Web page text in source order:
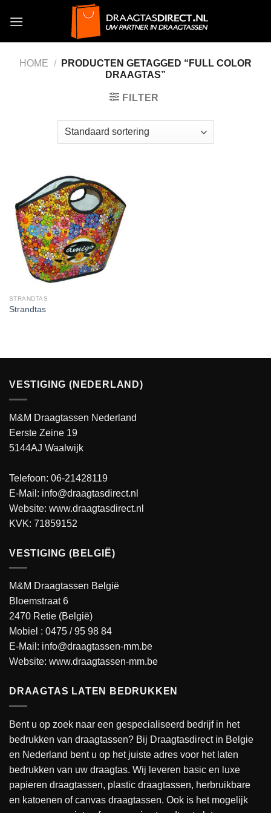
HOME /
PRODUCTEN GETAGGED “FULL COLOR
DRAAGTAS”
FILTER
STRANDTAS
Strandtas
VESTIGING (NEDERLAND)
M&M Draagtassen Nederland
Eerste Zeine 19
5144AJ Waalwijk
Telefoon: 06-21428119
E-Mail: info@draagtasdirect.nl
Website: www.draagtasdirect.nl
KVK: 71859152
VESTIGING (BELGIË)
M&M Draagtassen België
Bloemstraat 6
2470 Retie (België)
Mobiel : 0475 / 95 98 84
E-Mail: info@draagtassen-mm.be
Website: www.draagtassen-mm.be
DRAAGTAS LATEN BEDRUKKEN
Bent u op zoek naar een gespecialiseerd bedrijf in het
bedrukken van draagtassen? Bij Draagtasdirect in Belgie
en Nederland bent u op het juiste adres voor het laten
bedrukken van uw draagtas. Wij leveren basic en luxe
papieren draagtassen, plastic draagtassen, herbruikbare
en katoenen of canvas draagtassen. Ook is het mogelijk